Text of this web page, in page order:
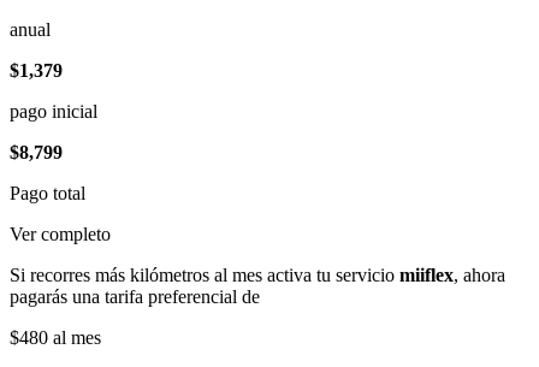
anual
$1,379
pago inicial
$8,799
Pago total
Ver completo
Si recorres más kilómetros al mes activa tu servicio miiflex, ahora
pagarás una tarifa preferencial de
$480 al mes